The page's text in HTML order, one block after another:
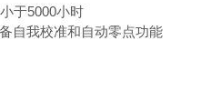
于5000小时
自我校准和自动零点功能